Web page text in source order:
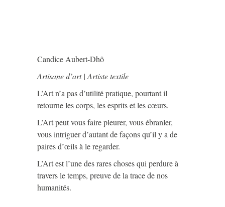
Candice Aubert-Dhô
Artisane d’art | Artiste textile
L’Art n’a pas d’utilité pratique, pourtant il
retourne les corps, les esprits et les cœurs.
L’Art peut vous faire pleurer, vous ébranler,
vous intriguer d’autant de façons qu’il y a de
paires d’œils à le regarder.
L’Art est l’une des rares choses qui perdure à
travers le temps, preuve de la trace de nos
humanités.